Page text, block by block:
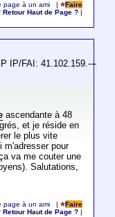
page à un ami |
Faire
Retour Haut de Page ?
IP/FAI: 41.102.159.---
ascendante à 48
et je réside en
le plus vite
m'adresser pour
va me couter une
Salutations,
page à un ami |
Faire
Retour Haut de Page ?